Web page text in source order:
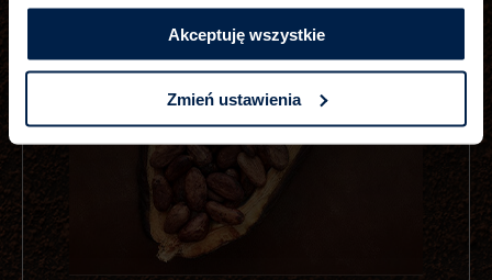
klikając Zmień ustawienia.​ ​
Akceptuję wszystkie
Zmień ustawienia